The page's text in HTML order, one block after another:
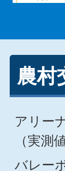
農村
アリー
（実測
バレー